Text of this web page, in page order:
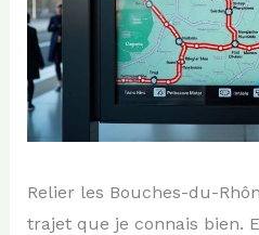
Relier les Bouches-du-
trajet que je connais bien.